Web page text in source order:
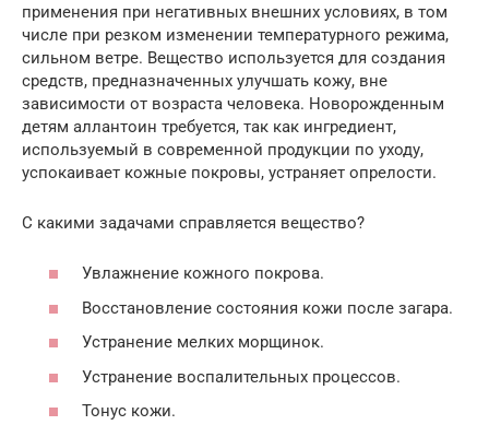
применения при негативных внешних условиях, в том
числе при резком изменении температурного режима,
сильном ветре. Вещество используется для создания
средств, предназначенных улучшать кожу, вне
зависимости от возраста человека. Новорожденным
детям аллантоин требуется, так как ингредиент,
используемый в современной продукции по уходу,
успокаивает кожные покровы, устраняет опрелости.
С какими задачами справляется вещество?
Увлажнение кожного покрова.
Восстановление состояния кожи после загара.
Устранение мелких морщинок.
Устранение воспалительных процессов.
Тонус кожи.